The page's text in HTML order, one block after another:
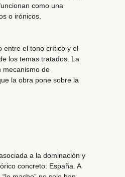
como una
o irónicos.
entre el tono crítico y el
los temas tratados. La
mecanismo de
la obra pone sobre la
a la dominación y
concreto: España. A